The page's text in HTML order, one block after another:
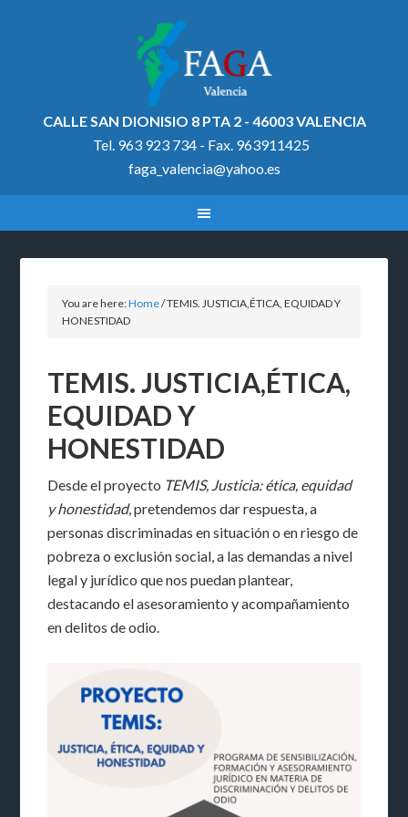
CALLE SAN DIONISIO 8 PTA 2 - 46003 VALENCIA
Tel. 963 923 734 - Fax. 963911425
faga_valencia@yahoo.es
You are here:Home/TEMIS. JUSTICIA,ÉTICA, EQUIDAD Y
HONESTIDAD
TEMIS. JUSTICIA,ÉTICA,
EQUIDAD Y
HONESTIDAD
Desde el proyecto TEMIS, Justicia: ética, equidad
y honestidad, pretendemos dar respuesta, a
personas discriminadas en situación o en riesgo de
pobreza o exclusión social, a las demandas a nivel
legal y jurídico que nos puedan plantear,
destacando el asesoramiento y acompañamiento
en delitos de odio.